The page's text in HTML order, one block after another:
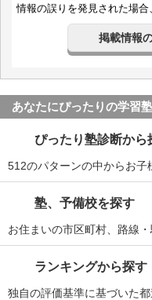
情報の誤りを発見された場合
掲載情報
あなたにぴったりの学習
ぴったり塾診断から
512のパターンの中からお子
塾、予備校を探す
お住まいの市区町村、路線・
ランキングから探す
独自の評価基準に基づいた